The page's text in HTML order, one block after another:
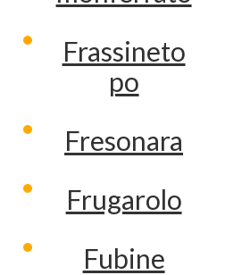
Frassineto
po
Fresonara
Frugarolo
Fubine